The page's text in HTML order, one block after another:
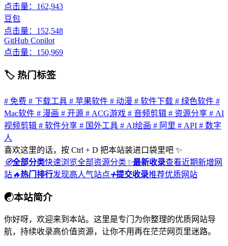
点击量：162,943
豆包
点击量：152,548
GitHub Copilot
点击量：150,969
🏷 热门标签
# 免费 # 下载工具 # 苹果软件 # 动漫 # 软件下载 # 绿色软件 #
Mac软件 # 漫画 # 开源 # ACG游戏 # 音频剪辑 # 资源分享 # AI
视频剪辑 # 软件分享 # 国外工具 # AI绘画 # 阿里 # API # 数字
人
喜欢这里的话，按 Ctrl + D 把本站装进口袋里吧 ✨
🧭全部分类快速浏览全部资源分类✨最新收录查看近期新增网
站🔥热门排行发现高人气站点➕提交收录推荐优质网站
☯本站简介
你好呀，欢迎来到本站。这里是专门为你整理的优质网站导
航，持续收录高价值资源，让你不用再在茫茫网页里迷路。